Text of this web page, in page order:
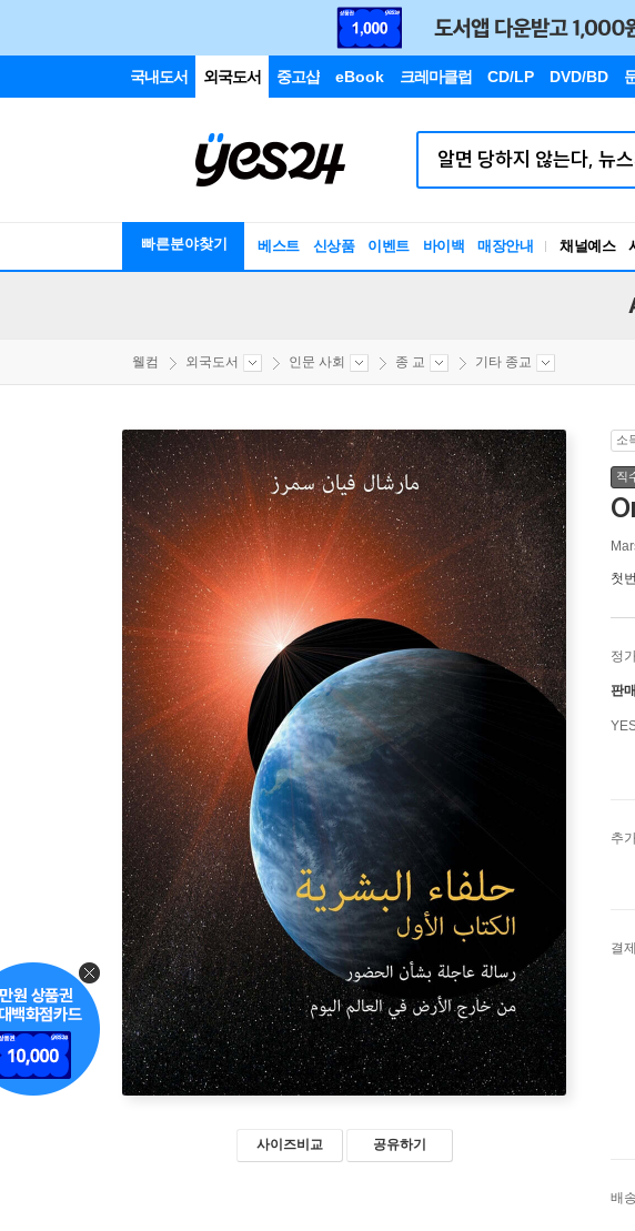
국내도서 외국도서 중고샵 eBook 크레마클럽 CD/LP DVD/BD
빠른분야찾기 베스트 신상품 이벤트 바이백 매장안내 채널예스
웰컴 외국도서 인문 사회 종 교 기타 종교
사이즈비교 공유하기
소
직
첫
정
판
추
결
배